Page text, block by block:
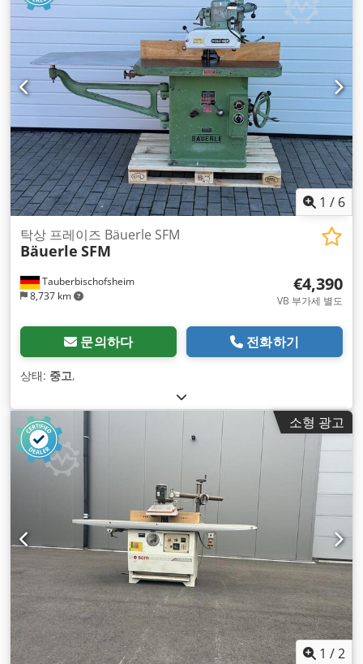
1 / 6
Tauberbischofsheim
8,737 km
탁상 프레이즈 Bäuerle SFM
Bäuerle SFM
€4,390
VB 부가세 별도
문의하다 전화하기
상태: 중고,
소형 광고
1 /2